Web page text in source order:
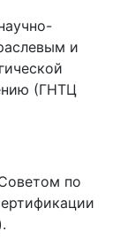
и
(ГНТЦ
по